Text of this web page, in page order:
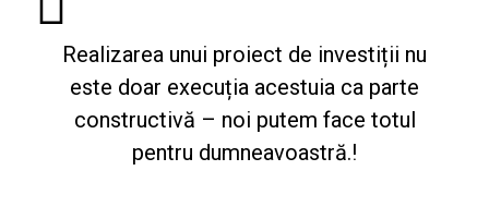
Realizarea unui proiect de investiții nu
este doar execuția acestuia ca parte
constructivă – noi putem face totul
pentru dumneavoastră.!